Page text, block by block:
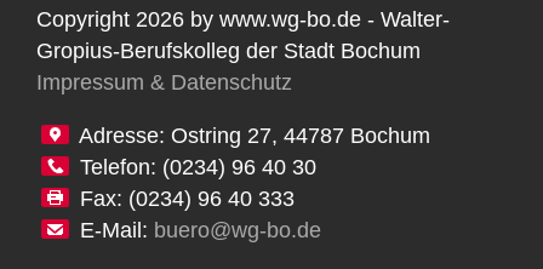
Copyright 2026 by www.wg-bo.de - Walter-
Gropius-Berufskolleg der Stadt Bochum
Impressum & Datenschutz
Adresse: Ostring 27, 44787 Bochum
Telefon: (0234) 96 40 30
Fax: (0234) 96 40 333
E-Mail: buero@wg-bo.de